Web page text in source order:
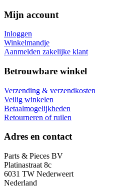
Mijn account
Inloggen
Winkelmandje
Aanmelden zakelijke klant
Betrouwbare winkel
Verzending & verzendkosten
Veilig winkelen
Betaalmogelijkheden
Retourneren of ruilen
Adres en contact
Parts & Pieces BV
Platinastraat 8c
6031 TW Nederweert
Nederland